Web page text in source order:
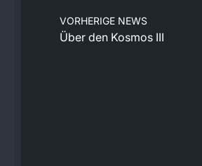
VORHERIGE NEWS
Über den Kosmos III